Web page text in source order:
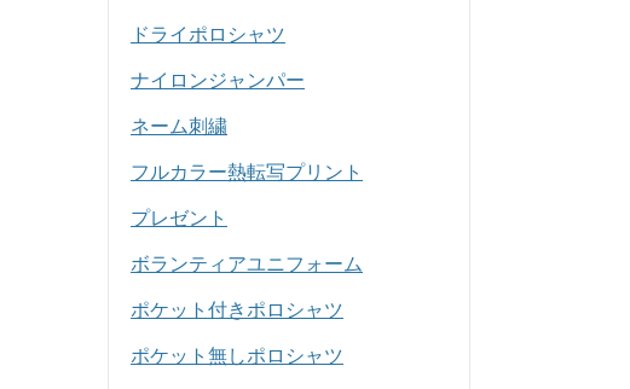
ドライポロシャツ
ナイロンジャンパー
ネーム刺繍
フルカラー熱転写プリント
プレゼント
ボランティアユニフォーム
ポケット付きポロシャツ
ポケット無しポロシャツ